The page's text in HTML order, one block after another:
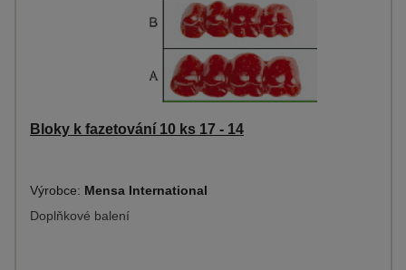
Bloky k fazetování 10 ks 17 - 14
Výrobce: Mensa International
Doplňkové balení